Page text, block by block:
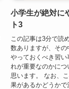
小学生が絶対に
ト3
この記事は3分で読
数ありますが、そ
やっておくべき習
れが重要なのかにつ
思います。 なお、
果があるかどうかで